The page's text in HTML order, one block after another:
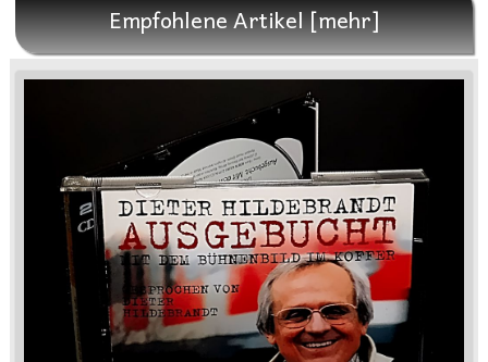
Empfohlene Artikel [mehr]